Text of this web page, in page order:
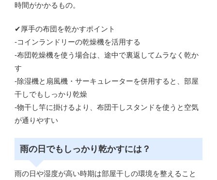
時間がかかるもの。
✔厚手の布団を乾かすポイント
-コインランドリーの乾燥機を活用する
-布団乾燥機を使う場合は、途中で裏返してムラなく乾か
す
-除湿機と扇風機・サーキュレーターを併用すると、部屋
干しでもしっかり乾燥
-物干し竿に掛けるより、布団干しスタンドを使うと空気
が通りやすい
雨の日でもしっかり乾かすには？
雨の日や湿度が高い時期は部屋干しの環境を整えること